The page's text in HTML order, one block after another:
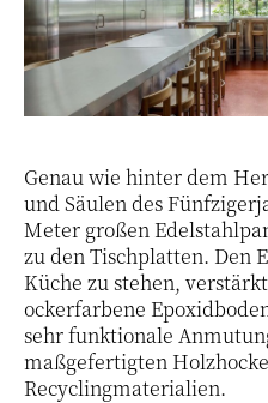
Genau wie hinter dem
und Säulen des
Meter großen
zu den Tischplatten. Den
Küche zu stehen,
ockerfarbene
sehr funktionale
maßgefertigten
Recyclingmaterialien.